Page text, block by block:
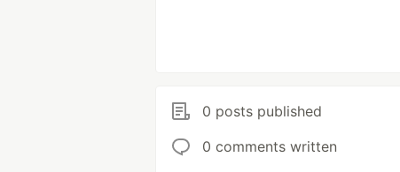
0 posts published
0 comments written